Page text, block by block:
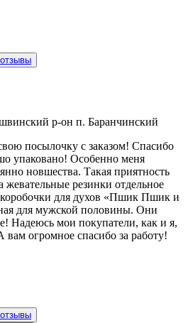
р-он п. Баранчинский
посылочку с заказом! Спасибо
упаковано! Особенно меня
новшества. Такая приятность
резинки отдельное
для духов «Пшик Пшик и
для мужской половины. Они
Надеюсь мои покупатели, как и я,
вам огромное спасибо за работу!